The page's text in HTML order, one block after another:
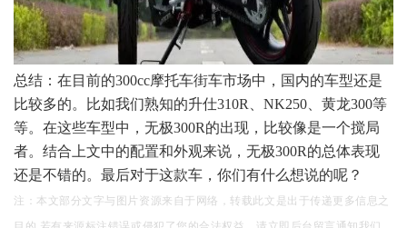
总结：在目前的300cc摩托车街车市场中，国内的车型还是
比较多的。比如我们熟知的升仕310R、NK250、黄龙300等
等。在这些车型中，无极300R的出现，比较像是一个搅局
者。结合上文中的配置和外观来说，无极300R的总体表现
还是不错的。最后对于这款车，你们有什么想说的呢？
注：本文部分文字与图片资源来自于网络，转载此文是出于传递更多信息之